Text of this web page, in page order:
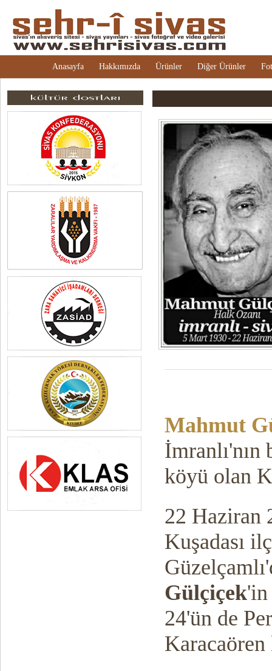
Anasayfa Hakkımızda Ürünler Diğer Ürünler
Mahmut
köyü olan
22 Haziran
Kuşadası
Gülçiçek'in
24'ün de